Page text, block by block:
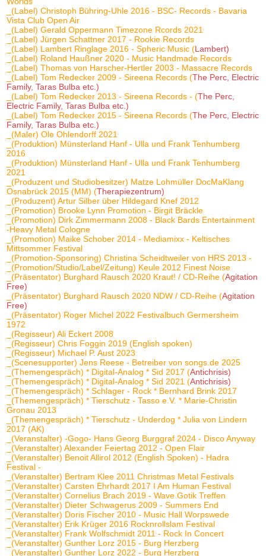
_(Label) Christoph Bühring-Uhle 2016 - BSC- Records - Bavaria
Vista Club Open Air
_(Label) Gerald Oppermann Timezone Rcords 2021
_(Label) Jürgen Schattner 2017 - Rookie Records
_(Label) Lambert Ringlage 2016 - Spheric Music (Lambert)
_(Label) Roland Haußner 2020 - Music Handmade Records
_(Label) Thomas von Harscher-Hertler 2003 - Massacre Records
_(Label) Tom Redecker 2009 - Sireena Records (The Perc, Electric
Family, Taras Bulba etc.)
_(Label) Tom Redecker 2013 - Sireena Records - (The Perc,
Electric Family, Taras Bulba etc.)
_(Label) Tom Redecker 2015 - Sireena Records (The Perc, Electric
Family, Taras Bulba etc.)
_(Maler) Ole Ohlendorff 2021
_(Produktion) Münsterland Hanf - Ulla und Frank Tenhumberg
2016
_(Produktion) Münsterland Hanf - Ulla und Frank Tenhumberg
2021
_(Produzent und Studiobesitzer) Matze Lohmüller DocMaKlang
Osnabrück 2015 (MM) (Therapiezentrum)
_(Produzent) Artur Silber über Hildegard Knef 2012
_(Promotion) Brooke Lynn Promotion - Birgit Bräckle
_(Promotion) Dirk Zimmermann 2008 - Black Bards Entertainment
-Heavy Metal Cologne
_(Promotion) Maike Schober 2014 - Mediamixx - Keltisches
Mittsommer Festival
_(Promotion-Sponsoring) Christina Scheidtweiler von HRS 2013 -
_(Promotion/Studio/Label/Zeitung) Keule 2012 Finest Noise
_(Präsentator) Burghard Rausch 2020 Kraut! / CD-Reihe (Agitation
Free)
_(Präsentator) Burghard Rausch 2020 NDW / CD-Reihe (Agitation
Free)
_(Präsentator) Roger Michel 2022 Festivalbuch Germersheim
1972
_(Regisseur) Ali Eckert 2008
_(Regisseur) Chris Foggin 2019 (English spoken)
_(Regisseur) Michael P. Aust 2023
_(Scenesupporter) Jens Reese - Betreiber von songs.de 2025
_(Themengespräch) * Digital-Analog * Sid 2017 (Antichrisis)
_(Themengespräch) * Digital-Analog * Sid 2021 (Antichrisis)
_(Themengespräch) * Schlager - Rock * Bernhard Brink 2017
_(Themengespräch) * Tierschutz - Tasso e.V. * Marie-Christin
Gronau 2013
_(Themengespräch) * Tierschutz - Underdog * Julia von Lindern
2017 (AK)
_(Veranstalter) -Gogo- Hans Georg Burggraf 2024 - Disco Anyway
_(Veranstalter) Alexander Feiertag 2012 - Open Flair
_(Veranstalter) Benoit Allirol 2012 (English Spoken) - Hadra
Festival -
_(Veranstalter) Bertram Klee 2011 Christmas Metal Festivals
_(Veranstalter) Carsten Ehrhardt 2017 I Am Human Festival
_(Veranstalter) Cornelius Brach 2019 - Wave Gotik Treffen
_(Veranstalter) Dieter Schwagerus 2009 - Summers End
_(Veranstalter) Doris Fischer 2010 - Music Hall Worpswede
_(Veranstalter) Erik Krüger 2016 Rocknrollslam Festival
_(Veranstalter) Frank Wolfschmidt 2011 - Rock In Concert
_(Veranstalter) Gunther Lorz 2015 - Burg Herzberg
_(Veranstalter) Gunther Lorz 2022 - Burg Herzberg